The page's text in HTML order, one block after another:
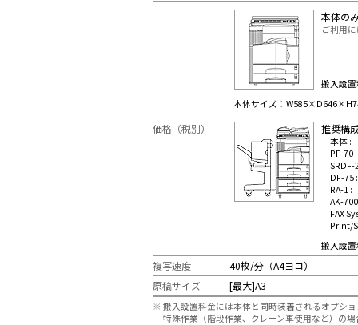
価格（税別）
本体の
ご利用
搬入設
本体サイズ：
推奨構
本体 :
PF-70 :
SRDF-
DF-75 :
RA-1 :
AK-
FAX
Print/
搬入設
複写速度
40枚/分（A4ヨコ）
原稿サイズ
[最大]A3
※搬入設置料金には本体と同時装着されるオプシ
特殊作業（階段作業、クレーン車使用など）の